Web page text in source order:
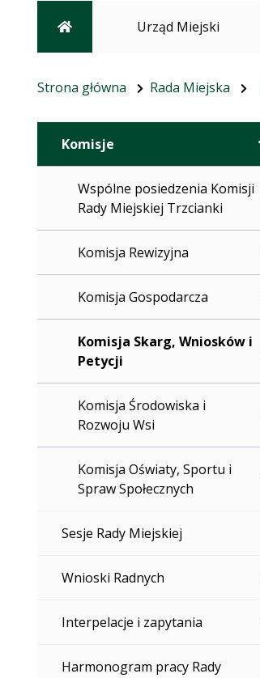
Strona głównaUrząd Miejski
Strona główna Rada Miejska
Komisje
Wspólne posiedzenia Komisji
Rady Miejskiej Trzcianki
Komisja Rewizyjna
Komisja Gospodarcza
Komisja Skarg, Wniosków i
Petycji
Komisja Środowiska i
Rozwoju Wsi
Komisja Oświaty, Sportu i
Spraw Społecznych
Sesje Rady Miejskiej
Wnioski Radnych
Interpelacje i zapytania
Harmonogram pracy Rady